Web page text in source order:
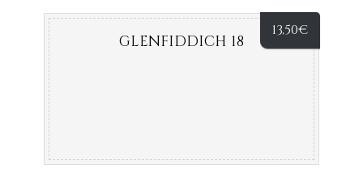
13,50€
GLENFIDDICH 18